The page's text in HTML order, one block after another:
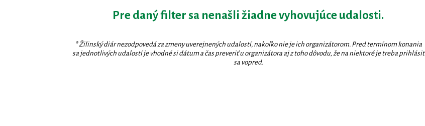
Pre daný filter sa nenašli žiadne vyhovujúce udalosti.
* Žilinský diár nezodpovedá za zmeny uverejnených udalostí, nakoľko nie je ich organizátorom. Pred termínom konania
sa jednotlivých udalostí je vhodné si dátum a čas preveriť u organizátora aj z toho dôvodu, že na niektoré je treba prihlásiť
sa vopred.